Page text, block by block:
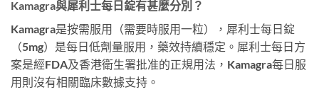
Kamagra與犀利士每日錠有甚麼分別？
Kamagra是按需服用（需要時服用一粒），犀利士每日錠
（5mg）是每日低劑量服用，藥效持續穩定。犀利士每日方
案是經FDA及香港衛生署批准的正規用法，Kamagra每日服
用則沒有相關臨床數據支持。